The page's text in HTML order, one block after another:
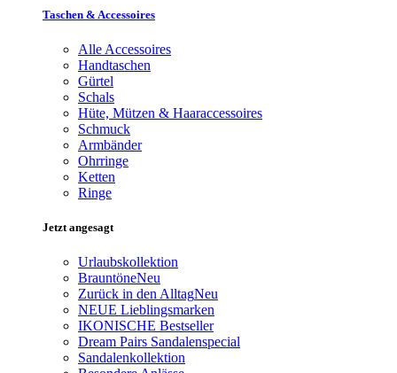
Taschen & Accessoires
Alle Accessoires
Handtaschen
Gürtel
Schals
Hüte, Mützen & Haaraccessoires
Schmuck
Armbänder
Ohrringe
Ketten
Ringe
Jetzt angesagt
Urlaubskollektion
BrauntöneNeu
Zurück in den AlltagNeu
NEUE Lieblingsmarken
IKONISCHE Bestseller
Dream Pairs Sandalenspecial
Sandalenkollektion